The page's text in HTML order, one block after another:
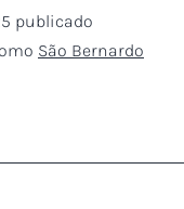
publicado
São Bernardo